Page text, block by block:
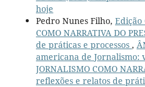
hoje
Pedro Nunes Filho, Edição
COMO NARRATIVA DO
de práticas e processos ,
americana de Jornalismo:
JORNALISMO COMO
reflexões e relatos de